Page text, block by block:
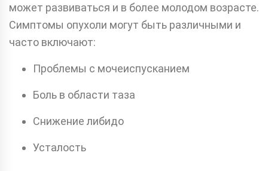
может развиваться и в более молодом возрасте.
Симптомы опухоли могут быть различными и
часто включают:
Проблемы с мочеиспусканием
Боль в области таза
Снижение либидо
Усталость